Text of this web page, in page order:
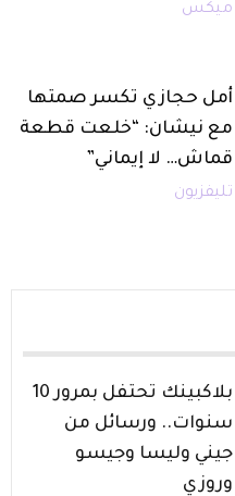
ميكس
أمل حجازي تكسر صمتها
مع نيشان: “خلعت قطعة
قماش… لا إيماني”
تليفزيون
بلاكبينك تحتفل بمرور 10
سنوات.. ورسائل من
جيني وليسا وجيسو
وروزي